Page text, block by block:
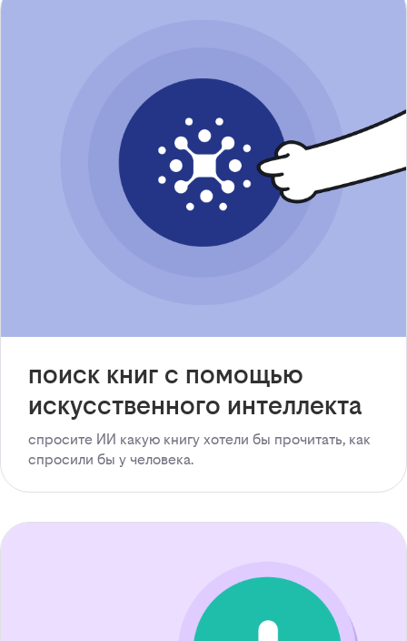
поиск книг с помощью
искусственного интеллекта
спросите ИИ какую книгу хотели бы прочитать, как
спросили бы у человека.